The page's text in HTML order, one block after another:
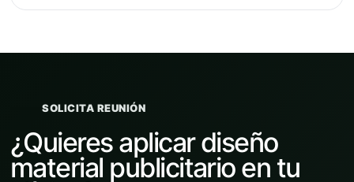
SOLICITA REUNIÓN
¿Quieres aplicar diseño
material publicitario en tu